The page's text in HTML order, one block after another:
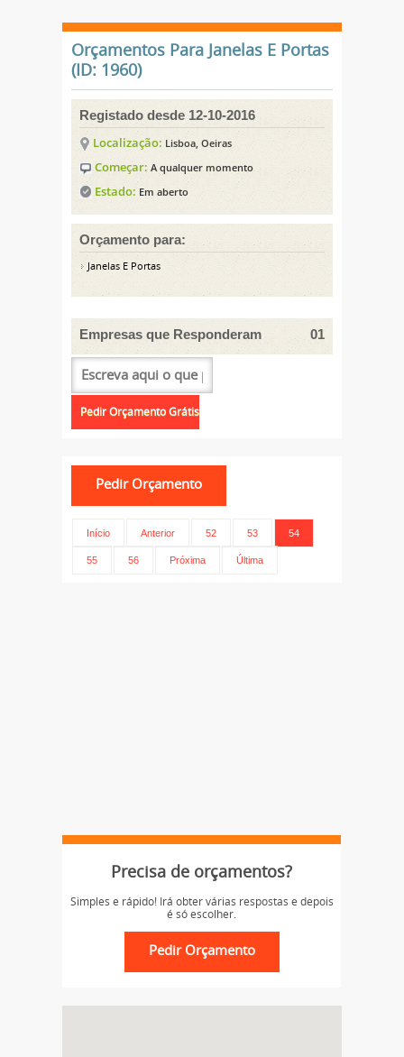
Orçamentos Para Janelas E Portas
(ID: 1960)
Registado desde 12-10-2016
Localização: Lisboa, Oeiras
Começar: A qualquer momento
Estado: Em aberto
Orçamento para:
Janelas E Portas
Empresas que Responderam 01
Início Anterior 52 53 54
55 56 Próxima Última
Precisa de orçamentos?
Simples e rápido! Irá obter várias respostas e depois
é só escolher.